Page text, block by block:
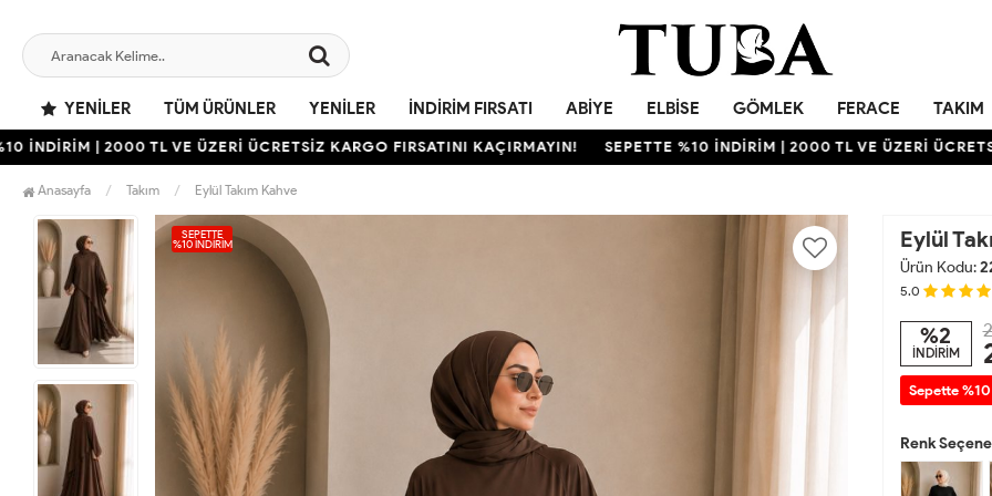
YENILER TÜM ÜRÜNLER YENILER İNDIRIM FIRSATI ABIYE ELBISE GÖMLEK FERACE TAKIM
| 2000 TL VE ÜZERİ ÜCRETSİZ KARGO FIRSATINI KAÇIRMAYIN! SEPETTE %10 İNDİRİM | 2000 TL VE ÜZERİ ÜCRETSİZ
Anasayfa Takım Eylül Takım Kahve
SEPETTE
%10 İNDIRIM Eylül
Ürün Kodu:
5.0
%2
İNDİRİM
Sepette
Renk